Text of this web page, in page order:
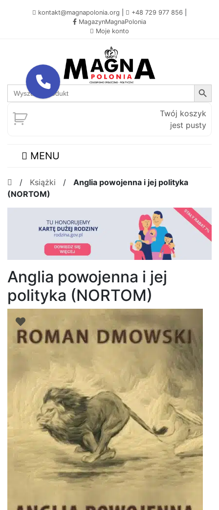
kontakt@magnapolonia.org +48 729 977 856
MagazynMagnaPolonia
Moje konto
Search
for:
Search Button
Twój koszyk
jest pusty
MENU
/ Książki / Anglia powojenna i jej polityka
(NORTOM)
Anglia powojenna i jej
polityka (NORTOM)